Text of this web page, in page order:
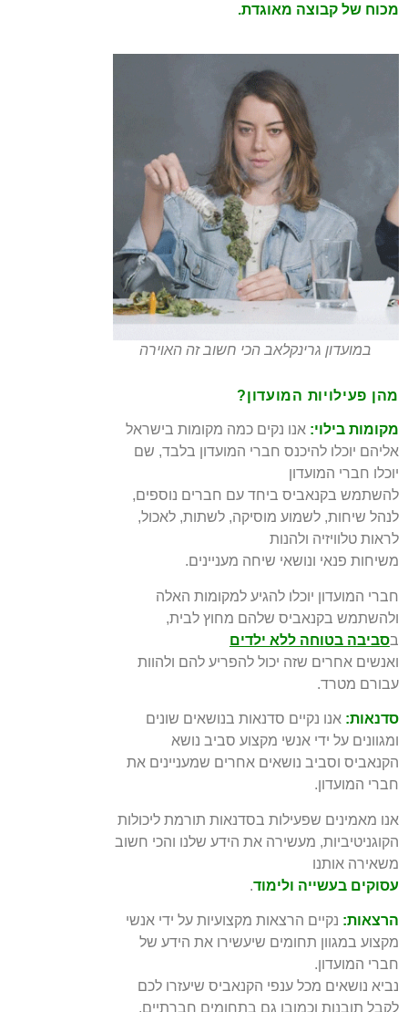
מכוח של קבוצה מאוגדת.
במועדון גרינקלאב הכי חשוב זה האוירה
מהן פעילויות המועדון?
מקומות בילוי: אנו נקים כמה מקומות בישראל
אליהם יוכלו להיכנס חברי המועדון בלבד, שם
יוכלו חברי המועדון
להשתמש בקנאביס ביחד עם חברים נוספים,
לנהל שיחות, לשמוע מוסיקה, לשתות, לאכול,
לראות טלוויזיה ולהנות
משיחות פנאי ונושאי שיחה מעניינים.
חברי המועדון יוכלו להגיע למקומות האלה
ולהשתמש בקנאביס שלהם מחוץ לבית,
בסביבה בטוחה ללא ילדים
ואנשים אחרים שזה יכול להפריע להם ולהוות
עבורם מטרד.
סדנאות: אנו נקיים סדנאות בנושאים שונים
ומגוונים על ידי אנשי מקצוע סביב נושא
הקנאביס וסביב נושאים אחרים שמעניינים את
חברי המועדון.
אנו מאמינים שפעילות בסדנאות תורמת ליכולות
הקוגניטיביות, מעשירה את הידע שלנו והכי חשוב
משאירה אותנו
עסוקים בעשייה ולימוד.
הרצאות: נקיים הרצאות מקצועיות על ידי אנשי
מקצוע במגוון תחומים שיעשירו את הידע של
חברי המועדון.
נביא נושאים מכל ענפי הקנאביס שיעזרו לכם
לקבל תובנות וכמובן גם בתחומים חברתיים,